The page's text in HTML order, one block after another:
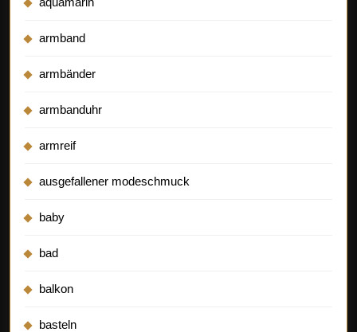
armband
armbänder
armbanduhr
armreif
ausgefallener modeschmuck
baby
bad
balkon
basteln